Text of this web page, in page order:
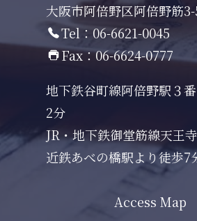
大阪市阿倍野区阿倍野筋3-
Tel：06-6621-0045
Fax：06-6624-0777
地下鉄谷町線阿倍野駅３
2分
JR・地下鉄御堂筋線天王寺
近鉄あべの橋駅より徒歩7
Access Map